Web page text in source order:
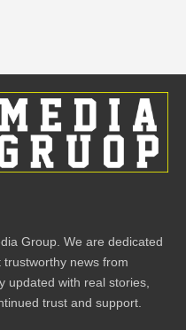
Group. We are dedicated
news from
updated with real stories,
trust and support.